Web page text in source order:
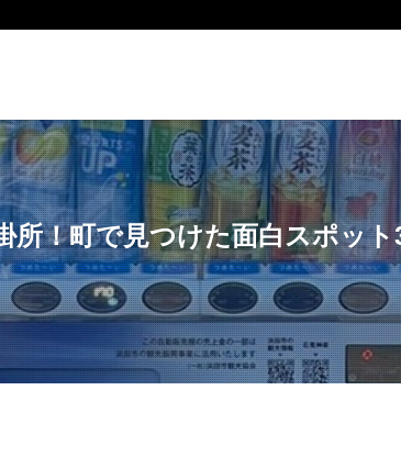
！町で見つけた面白スポッ